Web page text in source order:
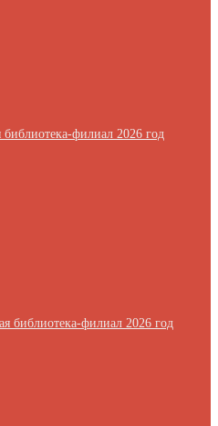
библиотека-филиал 2026 год
библиотека-филиал 2026 год